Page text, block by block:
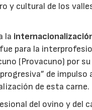
y cultural de los
la
fue para la
(Provacuno) por su
de impulso
de esta carne.
del ovino y del